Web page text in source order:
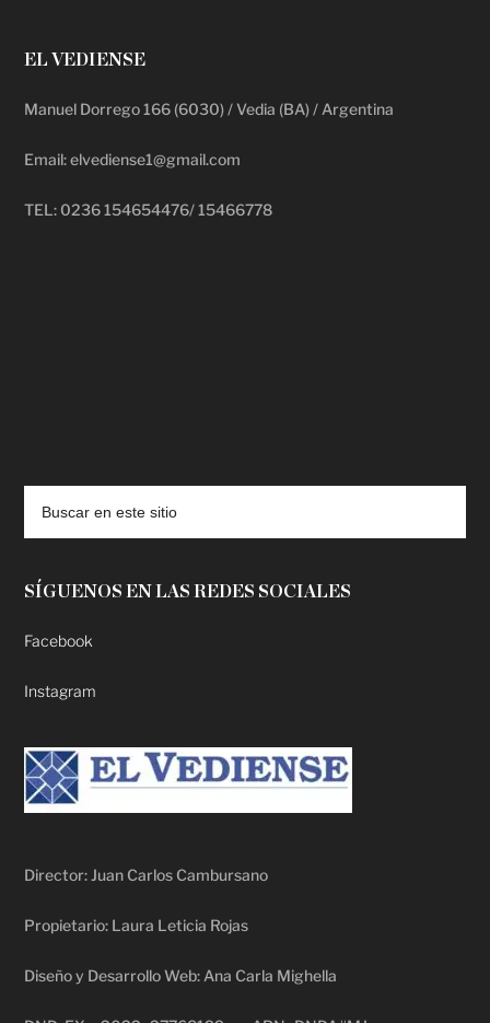
EL VEDIENSE
Manuel Dorrego 166 (6030) / Vedia (BA) / Argentina
Email: elvediense1@gmail.com
TEL: 0236 154654476/ 15466778
SÍGUENOS EN LAS REDES SOCIALES
Facebook
Instagram
Director: Juan Carlos Cambursano
Propietario: Laura Leticia Rojas
Diseño y Desarrollo Web: Ana Carla Mighella